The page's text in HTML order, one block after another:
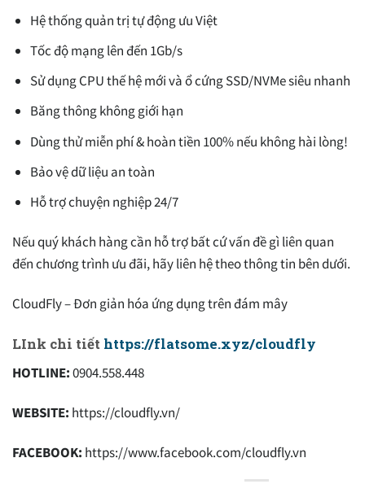
Hệ thống quản trị tự động ưu Việt
Tốc độ mạng lên đến 1Gb/s
Sử dụng CPU thế hệ mới và ổ cứng SSD/NVMe siêu nhanh
Băng thông không giới hạn
Dùng thử miễn phí & hoàn tiền 100% nếu không hài lòng!
Bảo vệ dữ liệu an toàn
Hỗ trợ chuyện nghiệp 24/7
Nếu quý khách hàng cần hỗ trợ bất cứ vấn đề gì liên quan
đến chương trình ưu đãi, hãy liên hệ theo thông tin bên dưới.
CloudFly – Đơn giản hóa ứng dụng trên đám mây
LInk chi tiết https://flatsome.xyz/cloudfly
HOTLINE:0904.558.448
WEBSITE: https://cloudfly.vn/
FACEBOOK: https://www.facebook.com/cloudfly.vn